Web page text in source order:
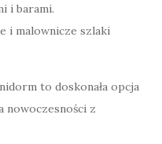
i barami.
i malownicze szlaki
to doskonała opcja
nowoczesności z